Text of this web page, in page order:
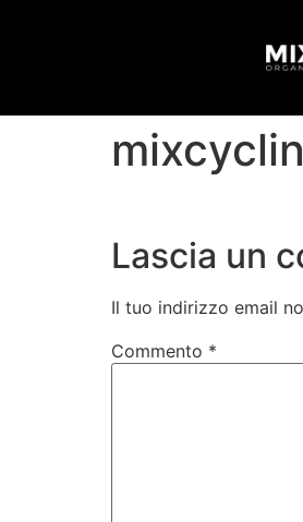
Lascia un
Il tuo indirizzo email
Commento *